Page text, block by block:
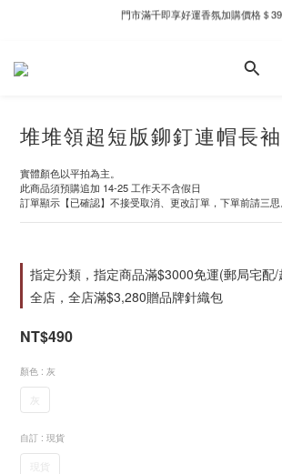
新自製款系列首批限時優惠｜單件95折，任
門市滿千即享好運香氛加購價格＄399
堆堆領超短版鉚釘連帽長
實體顏色以平拍為主。
此商品須預購追加 14-25 工作天不含假日
訂單顯示【已確認】不接受取消、更改訂單，下單前請三思。
指定分類，指定商品滿$3000免運(郵局宅配
全店，全店滿$3,280贈品牌針織包
NT$490
顏色 : 灰
灰
自訂 : 現貨
現貨